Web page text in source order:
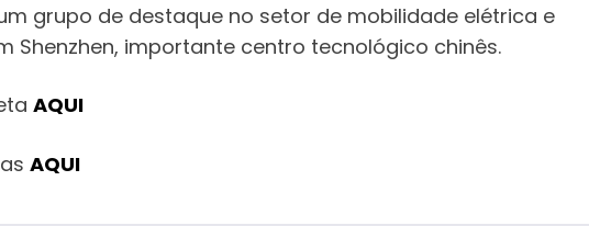
grupo de destaque no setor de mobilidade elétrica e
Shenzhen, importante centro tecnológico chinês.
AQUI
AQUI